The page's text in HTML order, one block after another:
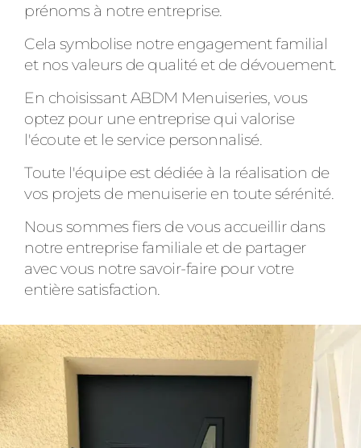
prénoms à notre entreprise.
Cela symbolise notre engagement familial
et nos valeurs de qualité et de dévouement.
En choisissant ABDM Menuiseries, vous
optez pour une entreprise qui valorise
l'écoute et le service personnalisé.
Toute l'équipe est dédiée à la réalisation de
vos projets de menuiserie en toute sérénité.
Nous sommes fiers de vous accueillir dans
notre entreprise familiale et de partager
avec vous notre savoir-faire pour votre
entière satisfaction.